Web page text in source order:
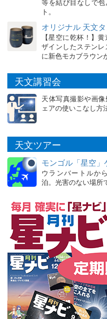
等を結び目なしで
ト。
オリジナル 天文
【星空に乾杯！】
ザインしたステン
に新色モカブラウン
天文講習会
天体写真撮影や画
ェアの使いこなし方
天文ツアー
モンゴル「星空
ウランバートルか
泊。光害のない場所